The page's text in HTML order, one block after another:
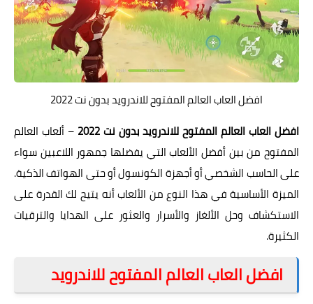
افضل العاب العالم المفتوح للاندرويد بدون نت 2022
افضل العاب العالم المفتوح للاندرويد بدون نت 2022
– ألعاب العالم
المفتوح من بين أفضل الألعاب التي يفضلها جمهور اللاعبين سواء
على الحاسب الشخصي أو أجهزة الكونسول أو حتى الهواتف الذكية.
الميزة الأساسية في هذا النوع من الألعاب أنه يتيح لك القدرة على
الاستكشاف وحل الألغاز والأسرار والعثور على الهدايا والترقيات
الكثيرة.
افضل العاب العالم المفتوح للاندرويد